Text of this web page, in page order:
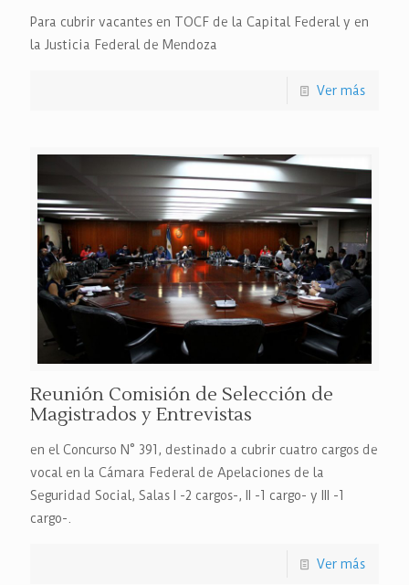
Para cubrir vacantes en TOCF de la Capital Federal y en
la Justicia Federal de Mendoza
Ver más
Reunión Comisión de Selección de
Magistrados y Entrevistas
en el Concurso N° 391, destinado a cubrir cuatro cargos de
vocal en la Cámara Federal de Apelaciones de la
Seguridad Social, Salas I -2 cargos-, II -1 cargo- y III -1
cargo-.
Ver más